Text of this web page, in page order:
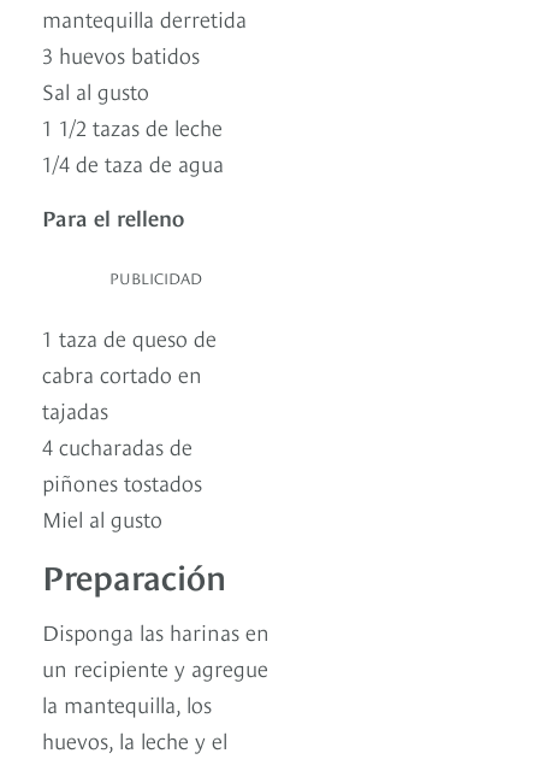
mantequilla derretida
3 huevos batidos
Sal al gusto
1 1/2 tazas de leche
1/4 de taza de agua
Para el relleno
PUBLICIDAD
1 taza de queso de
cabra cortado en
tajadas
4 cucharadas de
piñones tostados
Miel al gusto
Preparación
Disponga las harinas en
un recipiente y agregue
la mantequilla, los
huevos, la leche y el